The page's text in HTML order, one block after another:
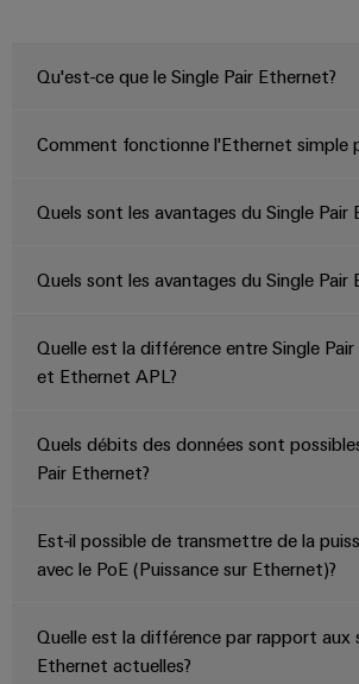
Qu'est-ce que le Single Pair Ethernet?
Comment fonctionne l'Ethernet simple
Quels sont les avantages du Single Pair
Quels sont les avantages du Single Pair
Quelle est la différence entre Single
et Ethernet APL?
Quels débits des données sont
Pair Ethernet?
Est-il possible de transmettre de la
avec le PoE (Puissance sur Ethernet)?
Quelle est la différence par rapport aux
Ethernet actuelles?